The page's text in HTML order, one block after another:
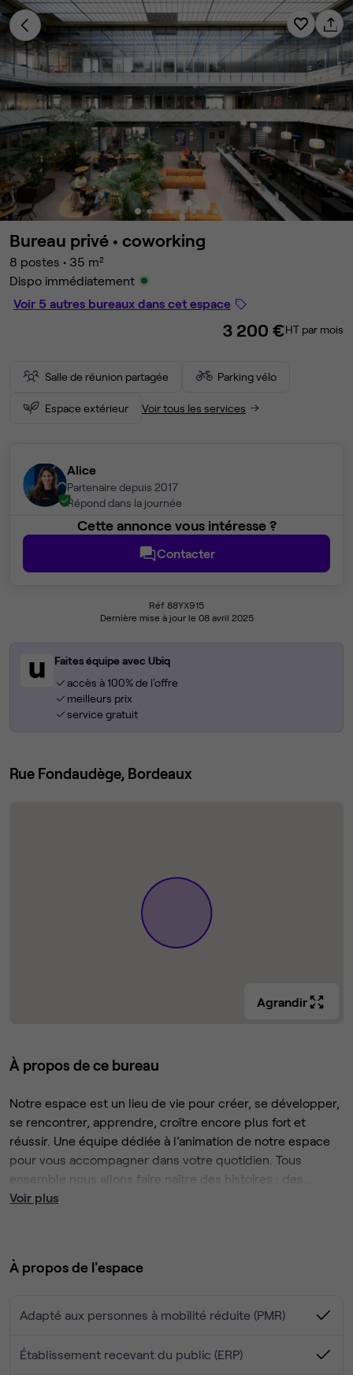
Bureau privé • coworking
8 postes • 35 m²
Dispo immédiatement
Voir 5 autres bureaux dans cet espace
3 200 €HT par mois
Salle de réunion partagée Parking vélo
Espace extérieur Voir tous les services
Alice
Partenaire depuis 2017
Répond dans la journée
Cette annonce vous intéresse ?
Contacter
Réf 88YX915
Dernière mise à jour le 08 avril 2025
Faites équipe avec Ubiq
accès à 100% de l'offre
meilleurs prix
service gratuit
Rue Fondaudège, Bordeaux
Agrandir
À propos de ce bureau
Notre espace est un lieu de vie pour créer, se développer,
se rencontrer, apprendre, croître encore plus fort et
réussir. Une équipe dédiée à l’animation de notre espace
pour vous accompagner dans votre quotidien. Tous
ensemble nous allons faire naître des histoires : des
histoires de networking, de réussites, d’entraide et
deux pas du jardin public et à seulement quelques mètres
Que vous soyez un entrepreneur, un startuper, un
vous êtes le bienvenu chez nous ! Nous pensons que la
Voir plus
À propos de l'espace
Adapté aux personnes à mobilité réduite (PMR)
Établissement recevant du public (ERP)